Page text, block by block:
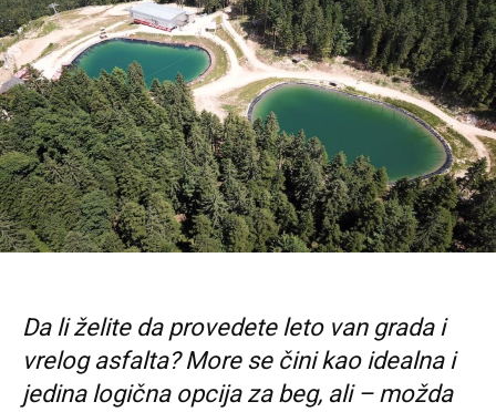
Da li želite da provedete leto van grada i
vrelog asfalta? More se čini kao idealna i
jedina logična opcija za beg, ali – možda